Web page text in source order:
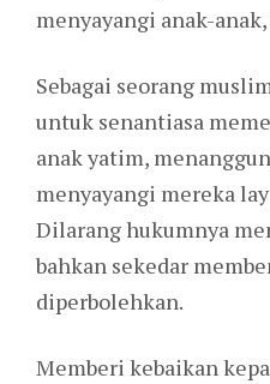
menyayangi anak-
Sebagai seorang
untuk senantiasa
anak yatim,
menyayangi mereka
Dilarang hukumnya
bahkan sekedar
diperbolehkan.
Memberi kebaikan